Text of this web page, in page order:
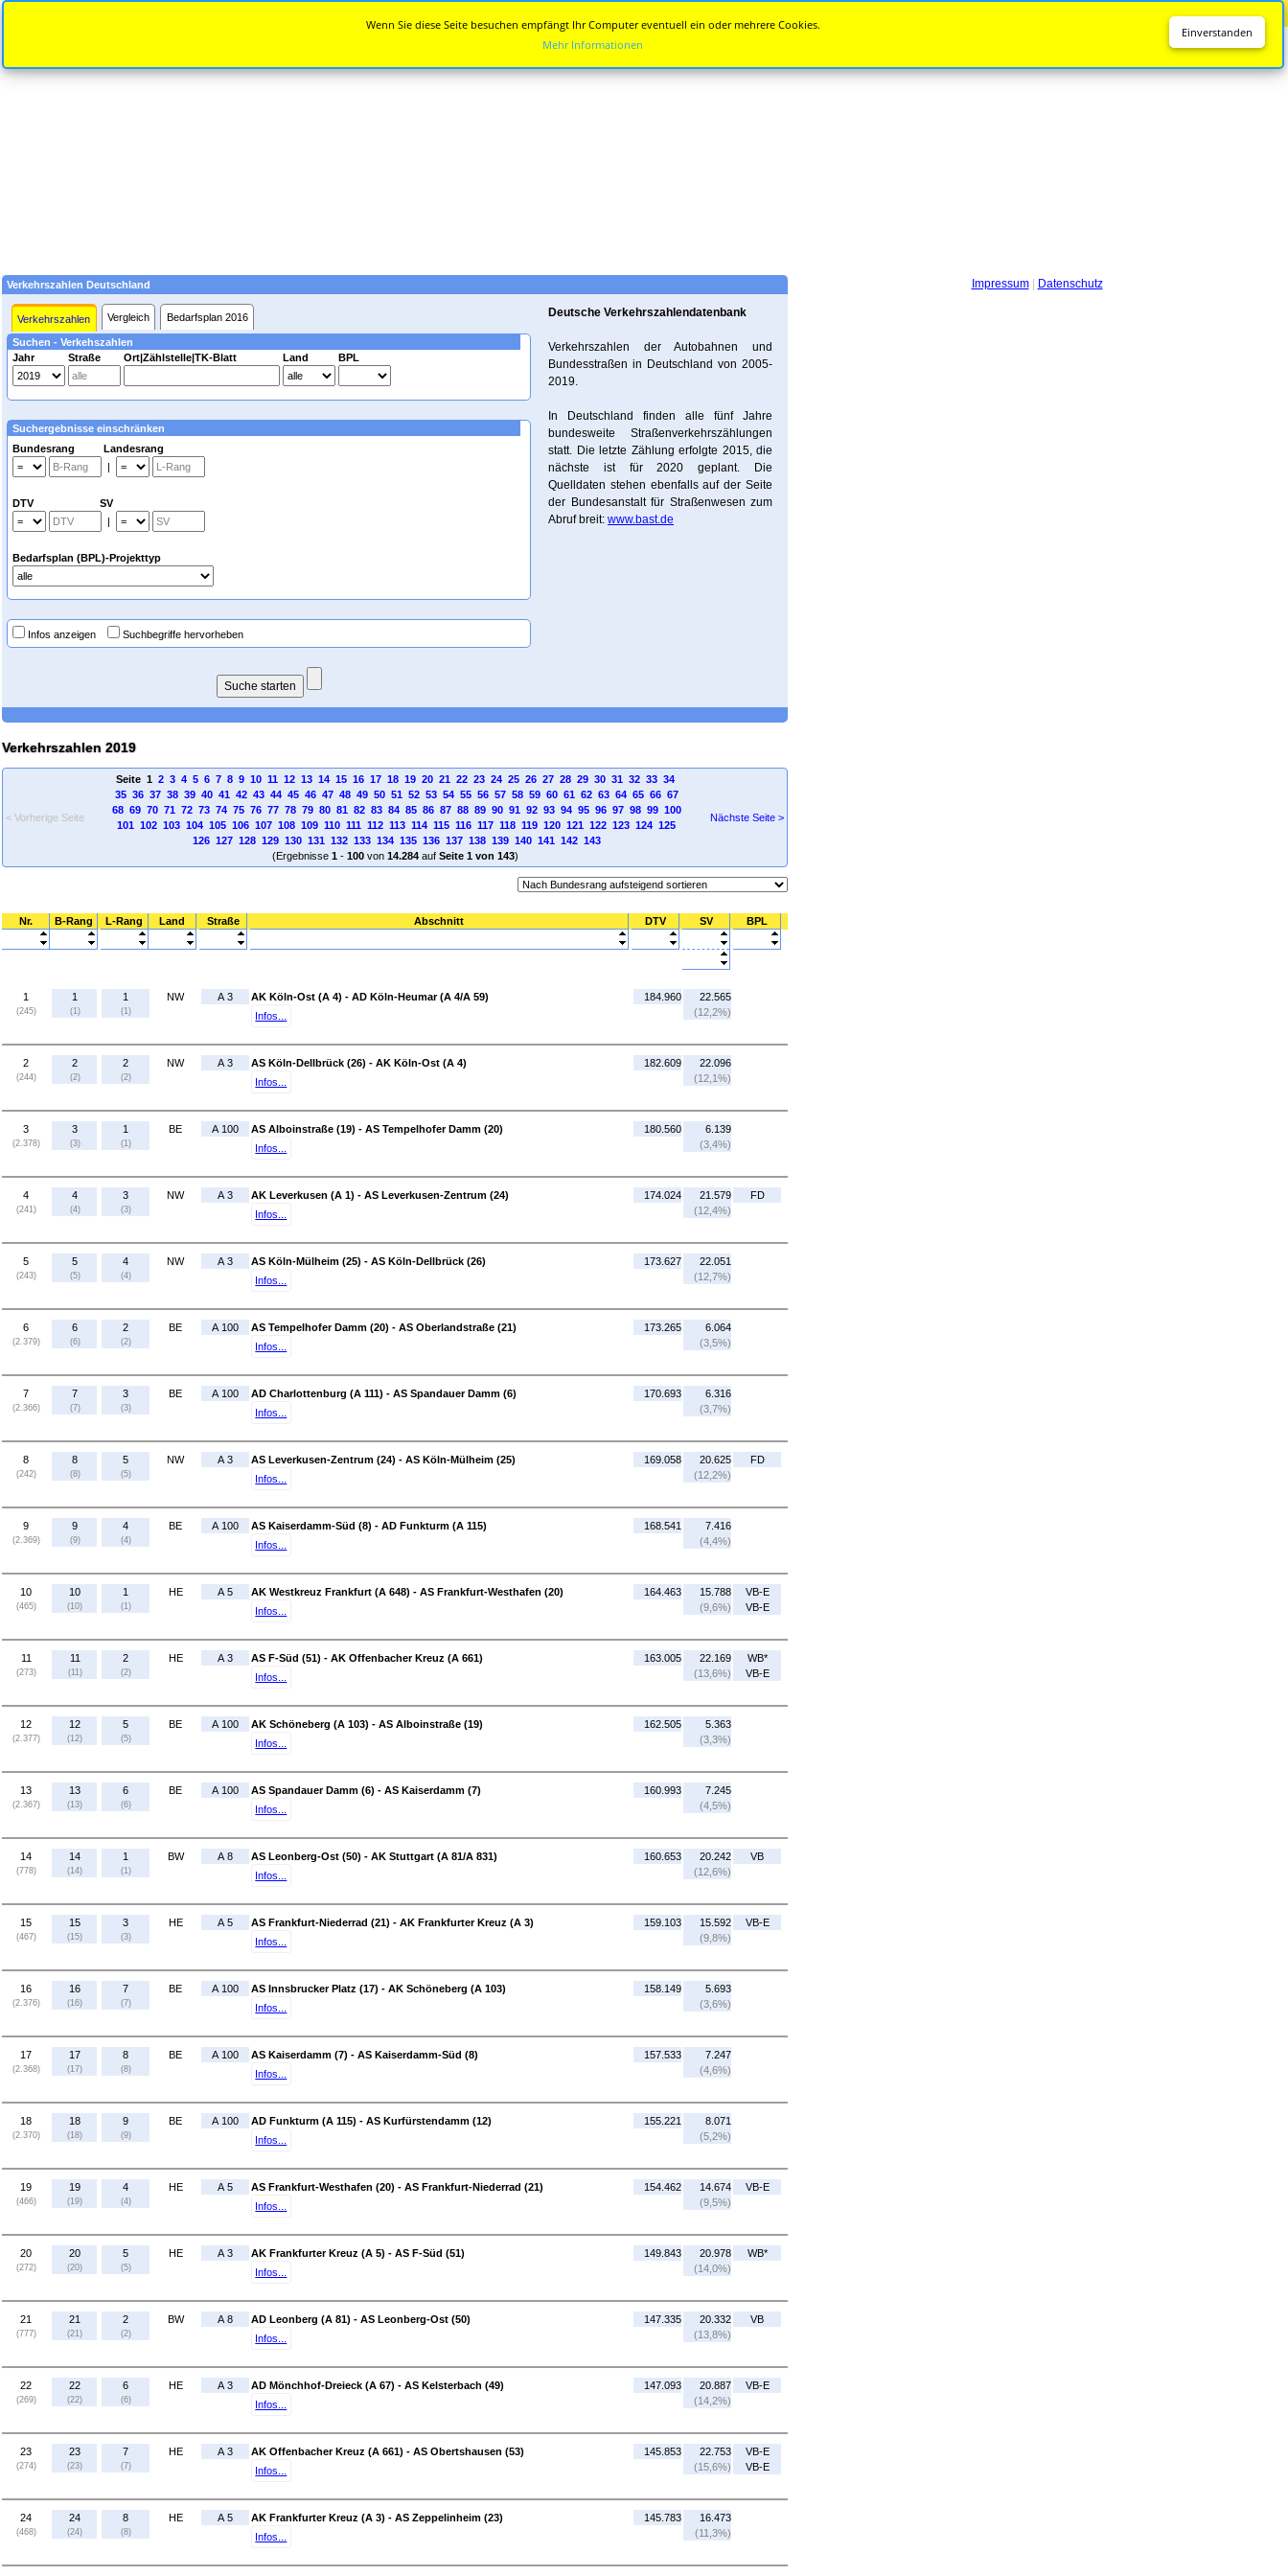
Verkehrszahlen Deutschland
Verkehrszahlen Vergleich Bedarfsplan 2016
Suchen - Verkehszahlen
Jahr
Straße Ort|Zählstelle|TK-Blatt Land BPL
Suchergebnisse einschränken
Bundesrang Landesrang
|
DTV SV
|
Bedarfsplan (BPL)-Projekttyp
Infos anzeigen Suchbegriffe hervorheben
Deutsche Verkehrszahlendatenbank
Verkehrszahlen der Autobahnen und
Bundesstraßen in Deutschland von 2005-
2019.
In Deutschland finden alle fünf Jahre
bundesweite Straßenverkehrszählungen
statt. Die letzte Zählung erfolgte 2015, die
nächste ist für 2020 geplant. Die
Quelldaten stehen ebenfalls auf der Seite
der Bundesanstalt für Straßenwesen zum
Abruf breit: www.bast.de
Verkehrszahlen 2019
< Vorherige Seite
Seite 1 2 3 4 5 6 7 8 9 10 11 12 13 14 15 16 17 18 19 20 21 22 23 24 25 26 27 28 29 30 31 32 33 34
35 36 37 38 39 40 41 42 43 44 45 46 47 48 49 50 51 52 53 54 55 56 57 58 59 60 61 62 63 64 65 66 67
68 69 70 71 72 73 74 75 76 77 78 79 80 81 82 83 84 85 86 87 88 89 90 91 92 93 94 95 96 97 98 99 100
101 102 103 104 105 106 107 108 109 110 111 112 113 114 115 116 117 118 119 120 121 122 123 124 125
126 127 128 129 130 131 132 133 134 135 136 137 138 139 140 141 142 143
(Ergebnisse 1- 100von 14.284auf Seite 1 von 143)
Nächste Seite >
Nr. B-Rang L-Rang Land Straße Abschnitt DTV SV BPL
1
(245)
1
(1)
1
(1)
NW A 3
AK Köln-Ost (A 4) - AD Köln-Heumar (A 4/A 59)
Infos...
184.960
22.565
(12,2%)
2
(244)
2
(2)
2
(2)
NW A 3
AS Köln-Dellbrück (26) - AK Köln-Ost (A 4)
Infos...
182.609
22.096
(12,1%)
3
(2.378)
3
(3)
1
(1)
BE A 100
AS Alboinstraße (19) - AS Tempelhofer Damm (20)
Infos...
180.560
6.139
(3,4%)
4
(241)
4
(4)
3
(3)
NW A 3
AK Leverkusen (A 1) - AS Leverkusen-Zentrum (24)
Infos...
174.024
21.579
(12,4%)
FD
5
(243)
5
(5)
4
(4)
NW A 3
AS Köln-Mülheim (25) - AS Köln-Dellbrück (26)
Infos...
173.627
22.051
(12,7%)
6
(2.379)
6
(6)
2
(2)
BE A 100
AS Tempelhofer Damm (20) - AS Oberlandstraße (21)
Infos...
173.265
6.064
(3,5%)
7
(2.366)
7
(7)
3
(3)
BE A 100
AD Charlottenburg (A 111) - AS Spandauer Damm (6)
Infos...
170.693
6.316
(3,7%)
8
(242)
8
(8)
5
(5)
NW A 3
AS Leverkusen-Zentrum (24) - AS Köln-Mülheim (25)
Infos...
169.058
20.625
(12,2%)
FD
9
(2.369)
9
(9)
4
(4)
BE A 100
AS Kaiserdamm-Süd (8) - AD Funkturm (A 115)
Infos...
168.541
7.416
(4,4%)
10
(465)
10
(10)
1
(1)
HE A 5
AK Westkreuz Frankfurt (A 648) - AS Frankfurt-Westhafen (20)
Infos...
164.463
15.788
(9,6%)
VB-E
VB-E
11
(273)
11
(11)
2
(2)
HE A 3
AS F-Süd (51) - AK Offenbacher Kreuz (A 661)
Infos...
163.005
22.169
(13,6%)
WB*
VB-E
12
(2.377)
12
(12)
5
(5)
BE A 100
AK Schöneberg (A 103) - AS Alboinstraße (19)
Infos...
162.505
5.363
(3,3%)
13
(2.367)
13
(13)
6
(6)
BE A 100
AS Spandauer Damm (6) - AS Kaiserdamm (7)
Infos...
160.993
7.245
(4,5%)
14
(778)
14
(14)
1
(1)
BW A 8
AS Leonberg-Ost (50) - AK Stuttgart (A 81/A 831)
Infos...
160.653
20.242
(12,6%)
VB
15
(467)
15
(15)
3
(3)
HE A 5
AS Frankfurt-Niederrad (21) - AK Frankfurter Kreuz (A 3)
Infos...
159.103
15.592
(9,8%)
VB-E
16
(2.376)
16
(16)
7
(7)
BE A 100
AS Innsbrucker Platz (17) - AK Schöneberg (A 103)
Infos...
158.149
5.693
(3,6%)
17
(2.368)
17
(17)
8
(8)
BE A 100
AS Kaiserdamm (7) - AS Kaiserdamm-Süd (8)
Infos...
157.533
7.247
(4,6%)
18
(2.370)
18
(18)
9
(9)
BE A 100
AD Funkturm (A 115) - AS Kurfürstendamm (12)
Infos...
155.221
8.071
(5,2%)
19
(466)
19
(19)
4
(4)
HE A 5
AS Frankfurt-Westhafen (20) - AS Frankfurt-Niederrad (21)
Infos...
154.462
14.674
(9,5%)
VB-E
20
(272)
20
(20)
5
(5)
HE A 3
AK Frankfurter Kreuz (A 5) - AS F-Süd (51)
Infos...
149.843
20.978
(14,0%)
WB*
21
(777)
21
(21)
2
(2)
BW A 8
AD Leonberg (A 81) - AS Leonberg-Ost (50)
Infos...
147.335
20.332
(13,8%)
VB
22
(269)
22
(22)
6
(6)
HE A 3
AD Mönchhof-Dreieck (A 67) - AS Kelsterbach (49)
Infos...
147.093
20.887
(14,2%)
VB-E
23
(274)
23
(23)
7
(7)
HE A 3
AK Offenbacher Kreuz (A 661) - AS Obertshausen (53)
Infos...
145.853
22.753
(15,6%)
VB-E
VB-E
24
(468)
24
(24)
8
(8)
HE A 5
AK Frankfurter Kreuz (A 3) - AS Zeppelinheim (23)
Infos...
145.783
16.473
(11,3%)
Impressum| Datenschutz
Einverstanden
Wenn Sie diese Seite besuchen empfängt Ihr Computer eventuell ein oder mehrere Cookies.
Mehr Informationen